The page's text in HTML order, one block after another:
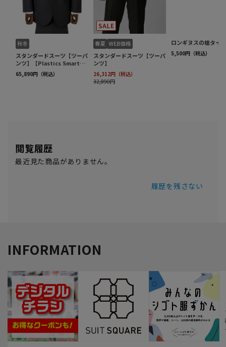
閲覧履歴
最近見た商品がありません。
履歴を残さない
INFORMATION